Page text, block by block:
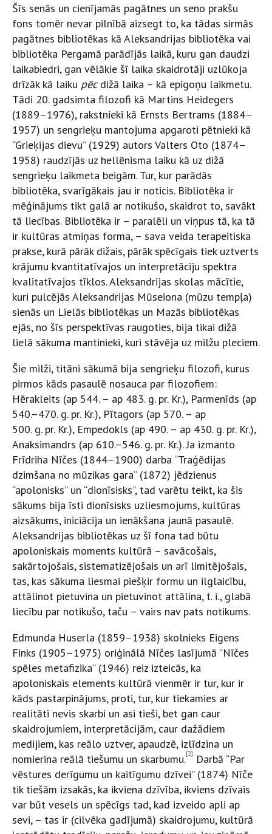
Šīs senās un cienījamās pagātnes un seno prakšu
fons tomēr nevar pilnībā aizsegt to, ka tādas sirmās
pagātnes bibliotēkas kā Aleksandrijas bibliotēka vai
bibliotēka Pergamā parādījās laikā, kuru gan daudzi
laikabiedri, gan vēlākie šī laika skaidrotāji uzlūkoja
drīzāk kā laiku pēcdižā laika – kā epigoņu laikmetu.
Tādi 20. gadsimta filozofi kā Martins Heidegers
(1889–1976), rakstnieki kā Ernsts Bertrams (1884–
1957) un sengrieķu mantojuma apgaroti pētnieki kā
“Grieķijas dievu” (1929) autors Valters Oto (1874–
1958) raudzījās uz hellēnisma laiku kā uz dižā
sengrieķu laikmeta beigām. Tur, kur parādās
bibliotēka, svarīgākais jau ir noticis. Bibliotēka ir
mēģinājums tikt galā ar notikušo, skaidrot to, savākt
tā liecības. Bibliotēka ir – paralēli un viņpus tā, ka tā
ir kultūras atmiņas forma, – sava veida terapeitiska
prakse, kurā pārāk dižais, pārāk spēcīgais tiek uztverts
krājumu kvantitatīvajos un interpretāciju spektra
kvalitatīvajos tīklos. Aleksandrijas skolas mācītie,
kuri pulcējās Aleksandrijas Mūseiona (mūzu tempļa)
sienās un Lielās bibliotēkas un Mazās bibliotēkas
ejās, no šīs perspektīvas raugoties, bija tikai dižā
lielā sākuma mantinieki, kuri stāvēja uz milžu pleciem.
Šie milži, titāni sākumā bija sengrieķu filozofi, kurus
pirmos kāds pasaulē nosauca par filozofiem:
Hērakleits (ap 544. – ap 483. g. pr. Kr.), Parmenīds (ap
540.–470. g. pr. Kr.), Pītagors (ap 570. – ap
500. g. pr. Kr.), Empedokls (ap 490. – ap 430. g. pr. Kr.),
Anaksimandrs (ap 610.–546. g. pr. Kr.). Ja izmanto
Frīdriha Nīčes (1844–1900) darba “Traģēdijas
dzimšana no mūzikas gara” (1872) jēdzienus
“apolonisks” un “dionīsisks”, tad varētu teikt, ka šis
sākums bija īsti dionīsisks uzliesmojums, kultūras
aizsākums, iniciācija un ienākšana jaunā pasaulē.
Aleksandrijas bibliotēkas uz šī fona tad būtu
apoloniskais moments kultūrā – savācošais,
sakārtojošais, sistematizējošais un arī limitējošais,
tas, kas sākuma liesmai piešķir formu un ilglaicību,
attālinot pietuvina un pietuvinot attālina, t. i., glabā
liecību par notikušo, taču – vairs nav pats notikums.
Edmunda Huserla (1859–1938) skolnieks Eigens
Finks (1905–1975) oriģinālā Nīčes lasījumā “Nīčes
spēles metafizika” (1946) reiz izteicās, ka
apoloniskais elements kultūrā vienmēr ir tur, kur ir
kāds pastarpinājums, proti, tur, kur tiekamies ar
realitāti nevis skarbi un asi tieši, bet gan caur
skaidrojumiem, interpretācijām, caur dažādiem
medijiem, kas reālo uztver, apaudzē, izlīdzina un
nomierina reālā tiešumu un skarbumu.[2]
Darbā “Par
vēstures derīgumu un kaitīgumu dzīvei” (1874) Nīče
tik tiešām izsakās, ka ikviena dzīvība, ikviens dzīvais
var būt vesels un spēcīgs tad, kad izveido apli ap
sevi, – tas ir (cilvēka gadījumā) skaidrojumu, kultūrā